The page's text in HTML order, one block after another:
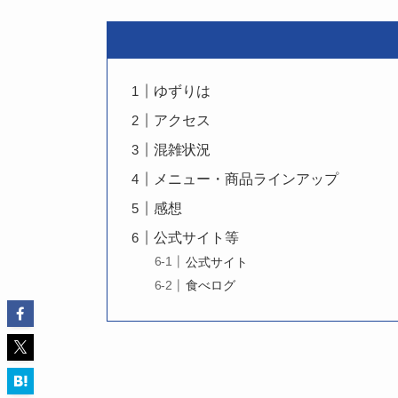
ゆずりは
アクセス
混雑状況
メニュー・商品ラインアップ
感想
公式サイト等
公式サイト
食べログ